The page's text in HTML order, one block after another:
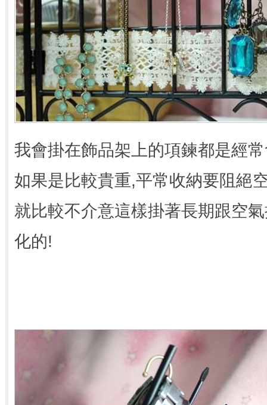
我會掛在飾品架上的項鍊都是經
如果是比較貴重,平常收納要阻絕
就比較不介意這樣掛著長期跟空
化的!